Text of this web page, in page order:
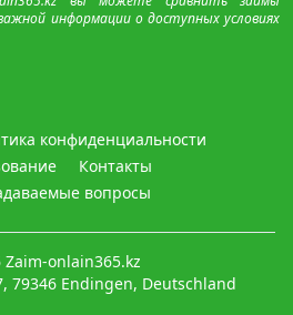
информации о доступных условиях
конфиденциальности
Контакты
вопросы
Zaim-onlain365.kz
79346 Endingen, Deutschland